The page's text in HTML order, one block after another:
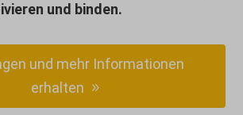
und binden.
und mehr Informationen
erhalten